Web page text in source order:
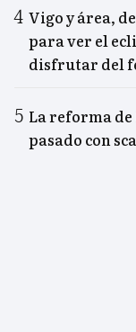
Vigo y área,
para ver el
disfrutar del
La reforma
pasado con